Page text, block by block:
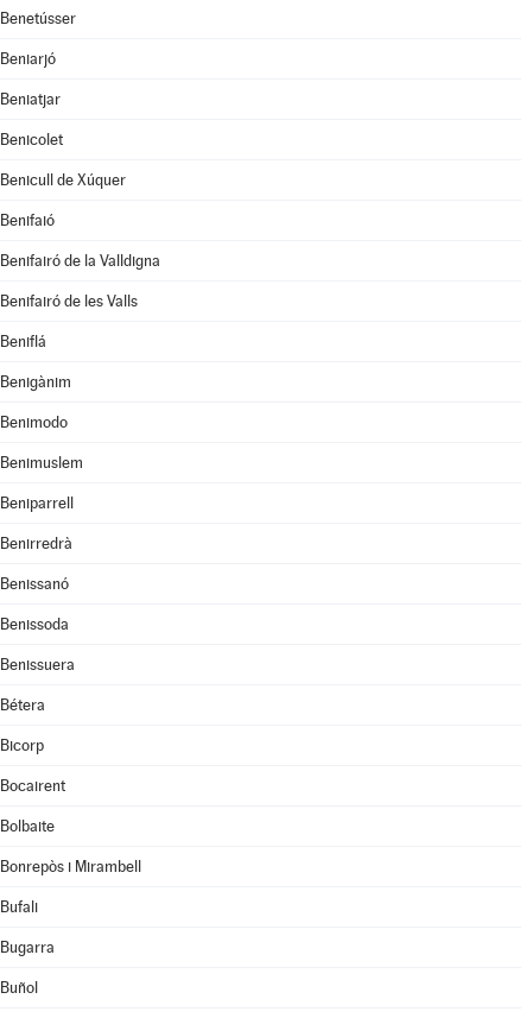
Benetússer
Beniarjó
Beniatjar
Benicolet
Benicull de Xúquer
Benifaió
Benifairó de la Valldigna
Benifairó de les Valls
Beniflá
Benigànim
Benimodo
Benimuslem
Beniparrell
Benirredrà
Benissanó
Benissoda
Benissuera
Bétera
Bicorp
Bocairent
Bolbaite
Bonrepòs i Mirambell
Bufali
Bugarra
Buñol